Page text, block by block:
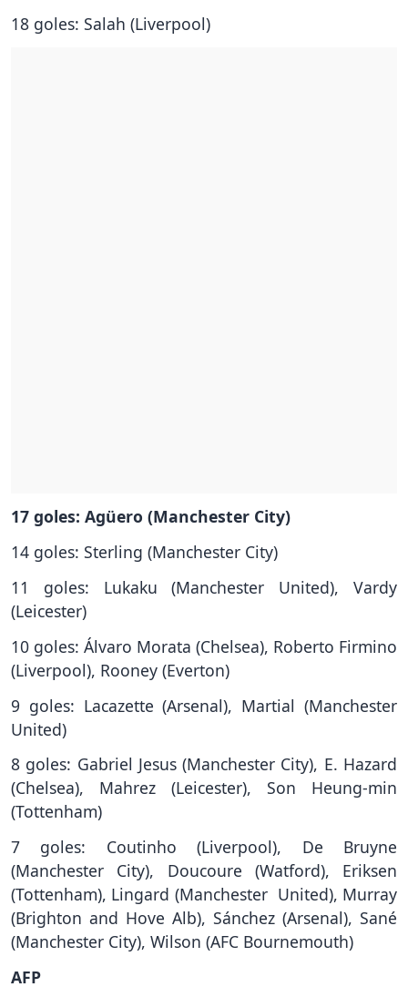
18 goles: Salah (Liverpool)
17 goles: Agüero (Manchester City)
14 goles: Sterling (Manchester City)
11 goles: Lukaku (Manchester United), Vardy
(Leicester)
10 goles: Álvaro Morata (Chelsea), Roberto Firmino
(Liverpool), Rooney (Everton)
9 goles: Lacazette (Arsenal), Martial (Manchester
United)
8 goles: Gabriel Jesus (Manchester City), E. Hazard
(Chelsea), Mahrez (Leicester), Son Heung-min
(Tottenham)
7 goles: Coutinho (Liverpool), De Bruyne
(Manchester City), Doucoure (Watford), Eriksen
(Tottenham), Lingard (Manchester United), Murray
(Brighton and Hove Alb), Sánchez (Arsenal), Sané
(Manchester City), Wilson (AFC Bournemouth)
AFP